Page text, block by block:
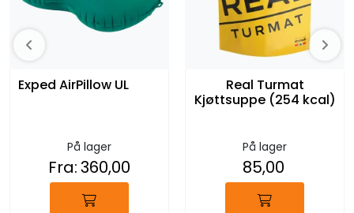
Exped AirPillow UL
På lager
Fra:360,00
Real Turmat
Kjøttsuppe (254 kcal)
På lager
85,00